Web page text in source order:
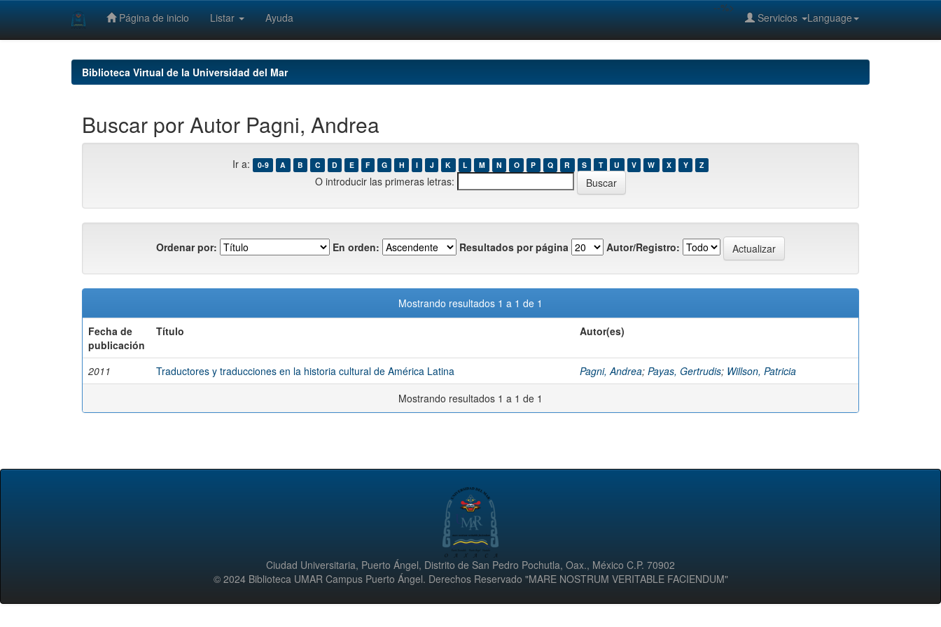
Página de inicio Listar Ayuda Language
Servicios
--%>
Biblioteca Virtual de la Universidad del Mar
Buscar por Autor Pagni, Andrea
Ir a: 0-9 A B C D E F G H I J K L M N O P Q R S T U V W X Y Z
O introducir las primeras letras:
Ordenar por: En orden: Resultados por página Autor/Registro:
Mostrando resultados 1 a 1 de 1
Fecha de
publicación
Título Autor(es)
2011 Traductores y traducciones en la historia cultural de América Latina Pagni, Andrea; Payas, Gertrudis; Willson, Patricia
Mostrando resultados 1 a 1 de 1
Ciudad Universitaria, Puerto Ángel, Distrito de San Pedro Pochutla, Oax., México C.P. 70902
© 2024 Biblioteca UMAR Campus Puerto Ángel. Derechos Reservado "MARE NOSTRUM VERITABLE FACIENDUM"